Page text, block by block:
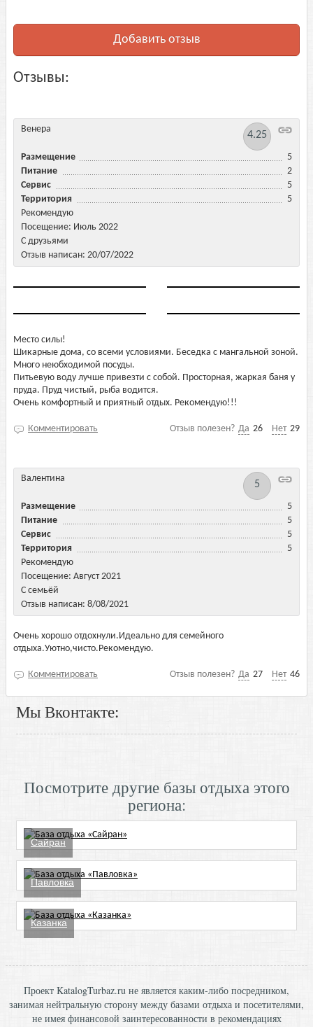
Добавить отзыв
Отзывы:
Венера
4.25
Размещение
5
Питание
2
Сервис
5
Территория
5
Рекомендую
Посещение: Июль 2022
С друзьями
Отзыв написан: 20/07/2022
Место силы!
Шикарные дома, со всеми условиями. Беседка с мангальной зоной.
Много неюбходимой посуды.
Питьевую воду лучше привезти с собой. Просторная, жаркая баня у
пруда. Пруд чистый, рыба водится.
Очень комфортный и приятный отдых. Рекомендую!!!
Отзыв полезен? Да 26 Нет 29
Комментировать
Валентина
5
Размещение
5
Питание
5
Сервис
5
Территория
5
Рекомендую
Посещение: Август 2021
С семьёй
Отзыв написан: 8/08/2021
Очень хорошо отдохнули.Идеально для семейного
отдыха.Уютно,чисто.Рекомендую.
Отзыв полезен? Да 27 Нет 46
Комментировать
Мы Вконтакте:
Посмотрите другие базы отдыха этого
региона:
Сайран
Павловка
Казанка
Проект KatalogTurbaz.ru не является каким-либо посредником,
занимая нейтральную сторону между базами отдыха и посетителями,
не имея финансовой заинтересованности в рекомендациях